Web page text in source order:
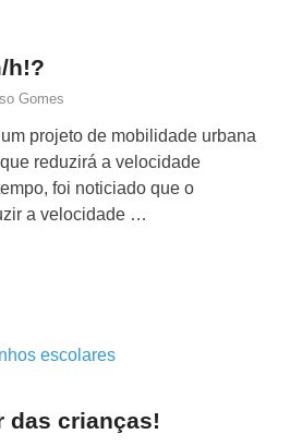
h!?
Gomes
projeto de mobilidade urbana
reduzirá a velocidade
foi noticiado que o
a velocidade …
das crianças!